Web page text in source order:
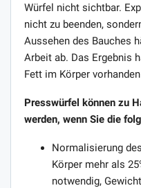
Würfel nicht sichtbar.
nicht zu beenden,
Aussehen des Bauches
Arbeit ab. Das Ergebnis
Fett im Körper
Presswürfel können zu
werden, wenn Sie die
Normalisierung
Körper mehr als
notwendig,